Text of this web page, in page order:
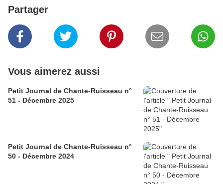
Partager
Vous aimerez aussi
Petit Journal de Chante-Ruisseau n°
51 - Décembre 2025
Petit Journal de Chante-Ruisseau n°
50 - Décembre 2024